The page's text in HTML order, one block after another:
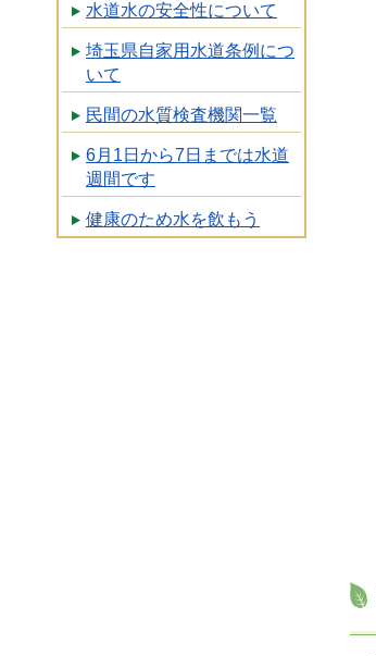
水道水の安全性について
埼玉県自家用水道条例につ
いて
民間の水質検査機関一覧
6月1日から7日までは水道
週間です
健康のため水を飲もう